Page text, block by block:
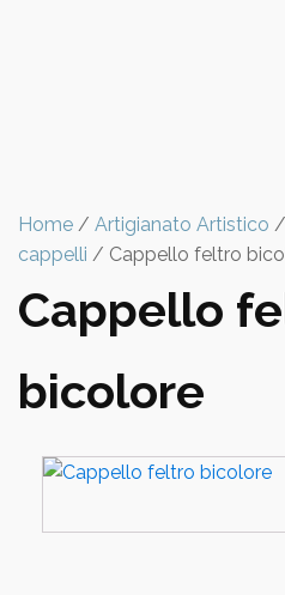
Home / Artigianato Artistico /
cappelli / Cappello feltro
Cappello
bicolore